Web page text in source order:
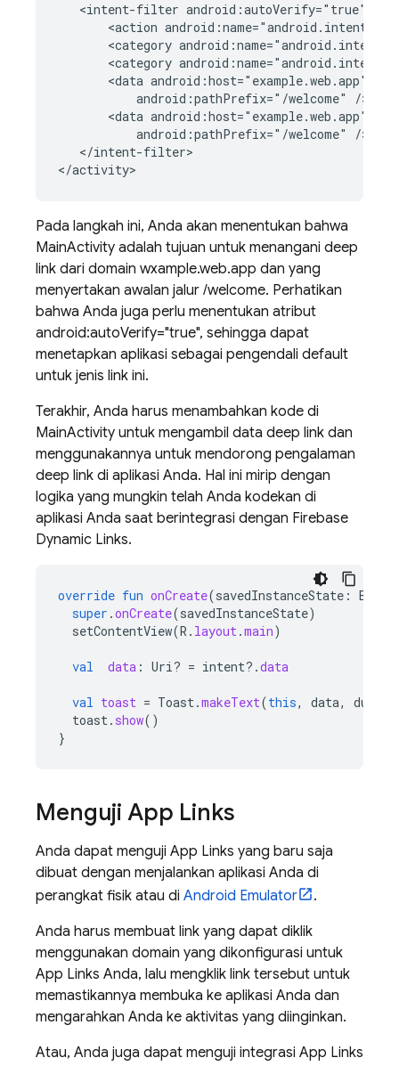
<intent-filter
<action
<category
<category
<data android:host="example.web.app"
android:pathPrefix="/welcome"
<data android:host="example.web.app"
android:pathPrefix="/welcome"
</intent-filter>
Pada langkah ini, Anda akan menentukan bahwa
MainActivity adalah tujuan untuk menangani deep
link dari domain wxample.web.app dan yang
menyertakan awalan jalur /welcome. Perhatikan
bahwa Anda juga perlu menentukan atribut
android:autoVerify="true", sehingga dapat
menetapkan aplikasi sebagai pengendali default
untuk jenis link ini.
Terakhir, Anda harus menambahkan kode di
MainActivity untuk mengambil data deep link dan
menggunakannya untuk mendorong pengalaman
deep link di aplikasi Anda. Hal ini mirip dengan
logika yang mungkin telah Anda kodekan di
aplikasi Anda saat berintegrasi dengan Firebase
Dynamic Links.
override fun onCreate(savedInstanceState :
super .onCreate(savedInstanceState)
setContentView(R . layout.main)
val data : Uri? = intent?.data
val toast = Toast.makeText(this, data,
toast. show()
}
Menguji App Links
Anda dapat menguji App Links yang baru saja
dibuat dengan menjalankan aplikasi Anda di
perangkat fisik atau di Android Emulator
.
Anda harus membuat link yang dapat diklik
menggunakan domain yang dikonfigurasi untuk
App Links Anda, lalu mengklik link tersebut untuk
memastikannya membuka ke aplikasi Anda dan
mengarahkan Anda ke aktivitas yang diinginkan.
Atau, Anda juga dapat menguji integrasi App Links